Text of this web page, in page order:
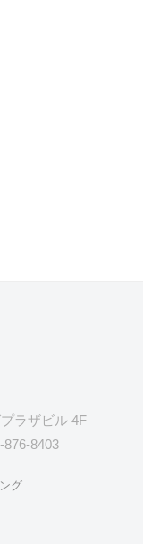
ラザビル 4F
876-8403
グ